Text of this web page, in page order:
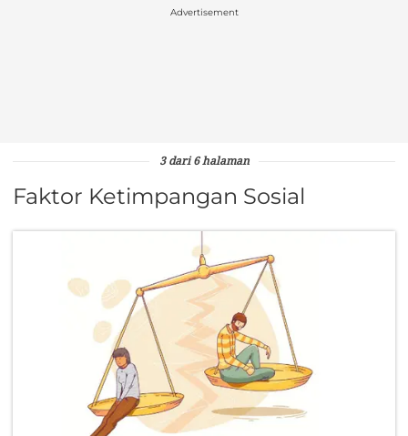
Advertisement
3 dari 6 halaman
Faktor Ketimpangan Sosial